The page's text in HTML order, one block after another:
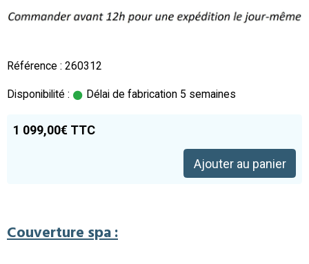
Référence : 260312
Disponibilité : Délai de fabrication 5 semaines
1 099,00€ TTC
Ajouter au panier
Couverture spa :